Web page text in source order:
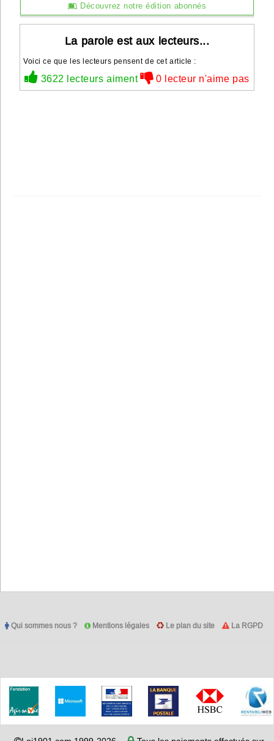
Découvrez notre édition abonnés
La parole est aux lecteurs...
Voici ce que les lecteurs pensent de cet article :
3622 lecteurs aiment 0 lecteur n'aime pas
Qui sommes nous ? Mentions légales Le plan du site La RGPD